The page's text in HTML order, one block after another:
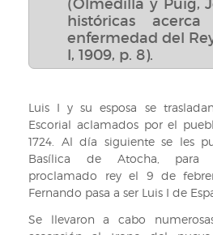
(Olmedilla y Puig,
históricas
enfermedad del
I, 1909, p. 8).
Luis I y su esposa se
Escorial aclamados por el
1724. Al día siguiente se les
Basílica de Atocha, para
proclamado rey el 9 de
Fernando pasa a ser Luis I de
Se llevaron a cabo